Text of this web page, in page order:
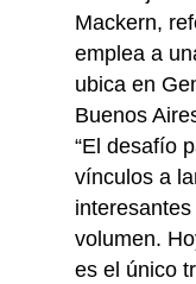
Mackern,
emplea a
ubica en
Buenos
“El desafío
vínculos a
volumen.
es el único